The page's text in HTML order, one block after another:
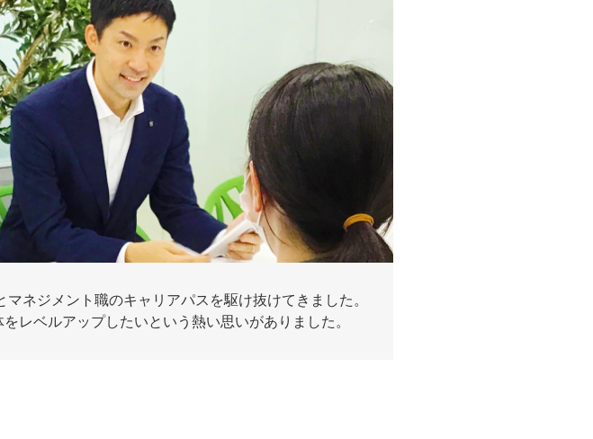
ネジメント職のキャリアパスを駆け抜けてきました。
レベルアップしたいという熱い思いがありました。